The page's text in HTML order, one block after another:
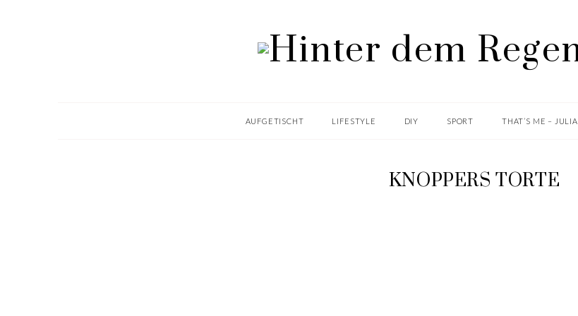
AUFGETISCHT LIFESTYLE DIY SPORT THAT’S ME – JULIA
KNOPPERS TORTE